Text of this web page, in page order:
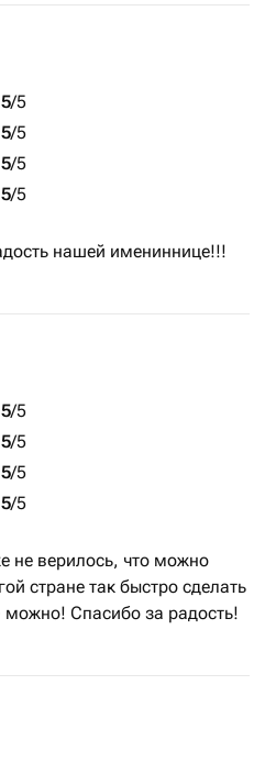
5/5
5/5
5/5
5/5
нашей имениннице!!!
5/5
5/5
5/5
5/5
не верилось, что можно
стране так быстро сделать
Спасибо за радость!